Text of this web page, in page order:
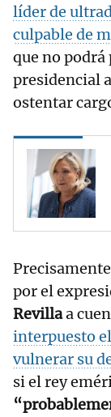
líder de
culpable de
que no
presidencial
ostentar
por el
Revillaa
interpuesto
vulnerar su
si el rey